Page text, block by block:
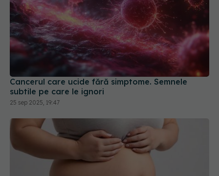
Cancerul care ucide fără simptome. Semnele
subtile pe care le ignori
25 sep 2025, 19:47